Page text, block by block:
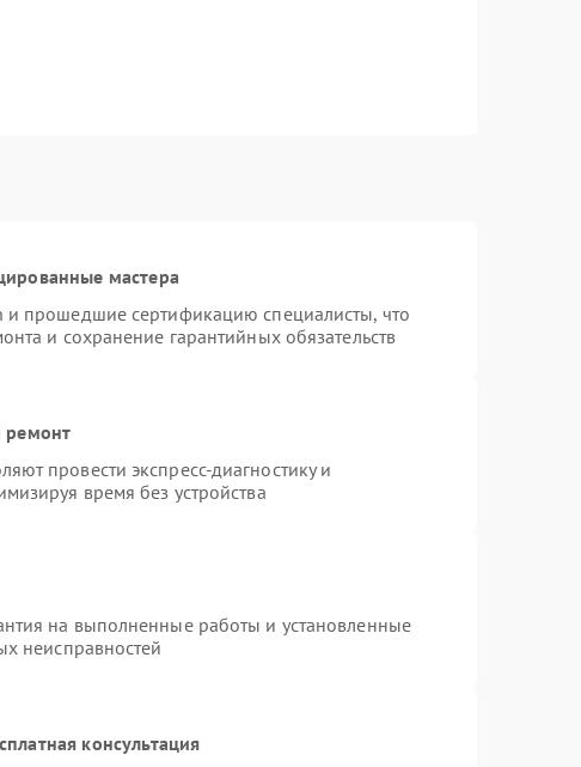
мастера
и прошедшие сертификацию специалисты, что
и сохранение гарантийных обязательств
ремонт
провести экспресс-диагностику и
время без устройства
на выполненные работы и установленные
неисправностей
консультация